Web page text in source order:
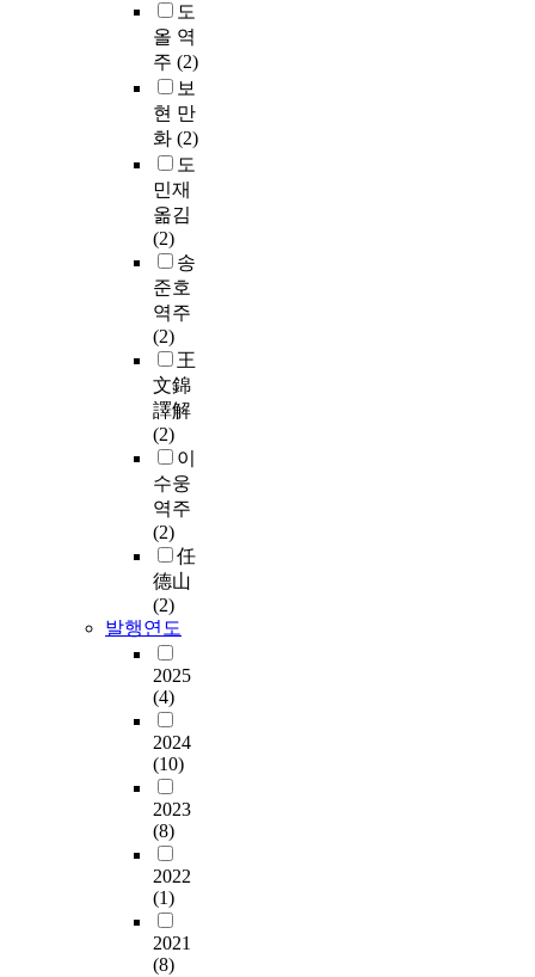
도
올 역
주 (2)
보
현 만
화 (2)
도
민재
옮김
(2)
송
준호
역주
(2)
王
文錦
譯解
(2)
이
수웅
역주
(2)
任
德山
(2)
발행연도
2025
(4)
2024
(10)
2023
(8)
2022
(1)
2021
(8)